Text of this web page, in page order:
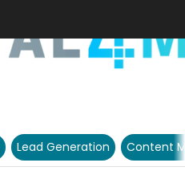
Lead Generation Content